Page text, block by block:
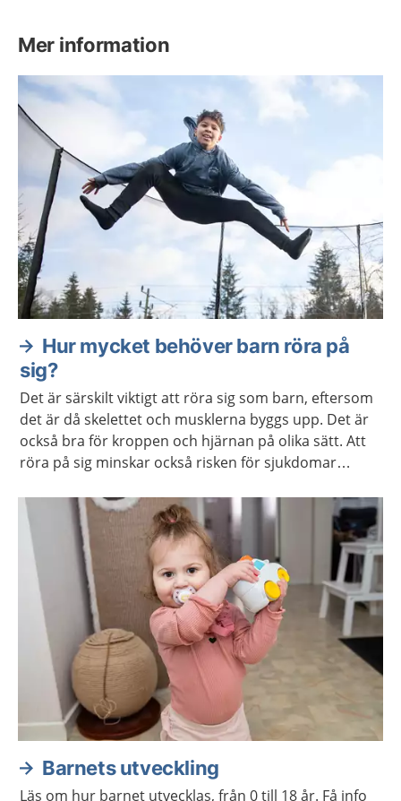
Mer information
Hur mycket behöver barn röra på
sig?
Det är särskilt viktigt att röra sig som barn, eftersom
det är då skelettet och musklerna byggs upp. Det är
också bra för kroppen och hjärnan på olika sätt. Att
röra på sig minskar också risken för sjukdomar
Barnets utveckling
Läs om hur barnet utvecklas, från 0 till 18 år. Få info